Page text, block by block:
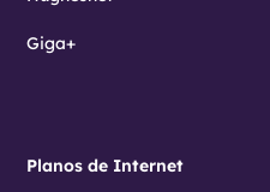
Giga+
Planos de Internet